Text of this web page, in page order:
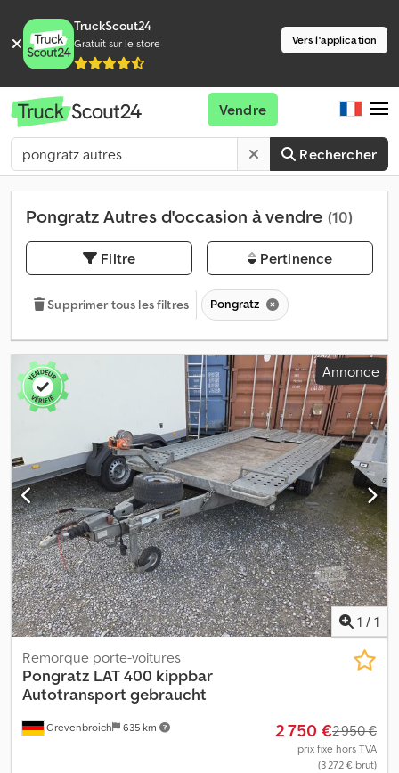
TruckScout24
Gratuit sur le store Vers l'application
Rechercher
Vendre
Pongratz Autres d'occasion à vendre (10)
Filtre Pertinence
Supprimer tous les filtres Pongratz
Annonce
1 / 1
Grevenbroich 635 km
Remorque porte-voitures
Pongratz LAT 400 kippbar
Autotransport gebraucht
2 750 €2 950 €
prix fixe hors TVA
(3 272 € brut)